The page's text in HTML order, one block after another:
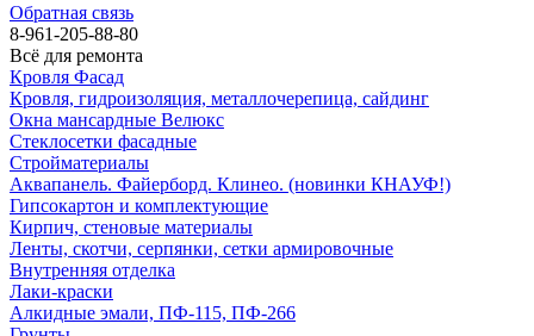
Обратная связь
8-961-205-88-80
Всё для ремонта
Кровля Фасад
Кровля, гидроизоляция, металлочерепица, сайдинг
Окна мансардные Велюкс
Стеклосетки фасадные
Стройматериалы
Аквапанель. Файерборд. Клинео. (новинки КНАУФ!)
Гипсокартон и комплектующие
Кирпич, стеновые материалы
Ленты, скотчи, серпянки, сетки армировочные
Внутренняя отделка
Лаки-краски
Алкидные эмали, ПФ-115, ПФ-266